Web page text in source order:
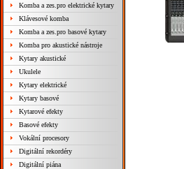
Komba a zes.pro elektrické kytary
Klávesové komba
Komba a zes.pro basové kytary
Komba pro akustické nástroje
Kytary akustické
Ukulele
Kytary elektrické
Kytary basové
Kytarové efekty
Basové efekty
Vokální procesory
Digitální rekordéry
Digitální piána